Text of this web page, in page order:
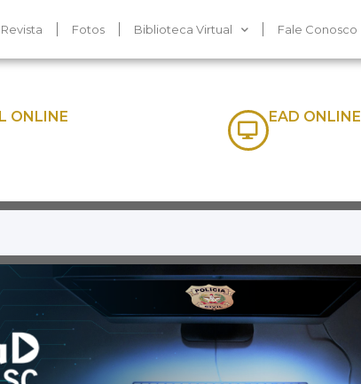
Revista Fotos Biblioteca Virtual Fale Conosco
ONLINE EAD ONLINE